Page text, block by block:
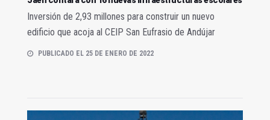
Inversión de 2,93 millones para construir un nuevo
edificio que acoja al CEIP San Eufrasio de Andújar
PUBLICADO EL 25 DE ENERO DE 2022